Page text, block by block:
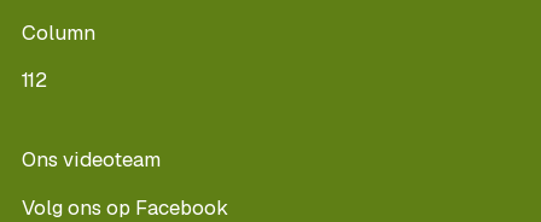
Column
112
Ons videoteam
Volg ons op Facebook